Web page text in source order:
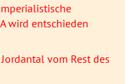
wird entschieden
vom Rest des